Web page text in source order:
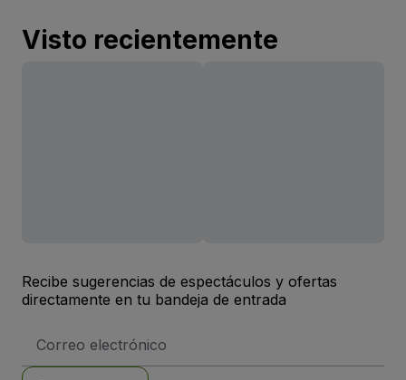
Visto recientemente
Recibe sugerencias de espectáculos y ofertas
directamente en tu bandeja de entrada
de